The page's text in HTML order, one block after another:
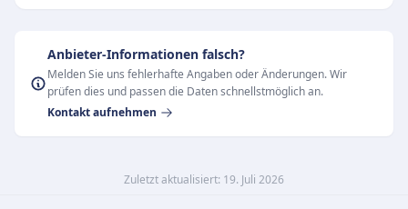
Anbieter-Informationen falsch?
Melden Sie uns fehlerhafte Angaben oder Änderungen. Wir
prüfen dies und passen die Daten schnellstmöglich an.
Kontakt aufnehmen
Zuletzt aktualisiert: 19. Juli 2026